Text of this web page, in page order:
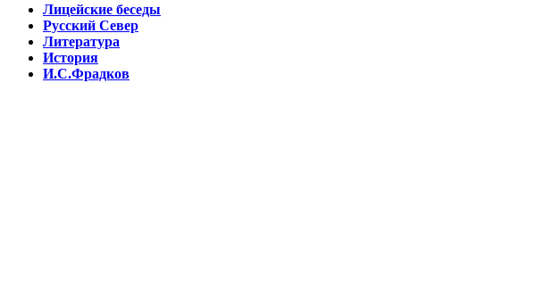
Лицейские беседы
Русский Север
Литература
История
И.С.Фрадков